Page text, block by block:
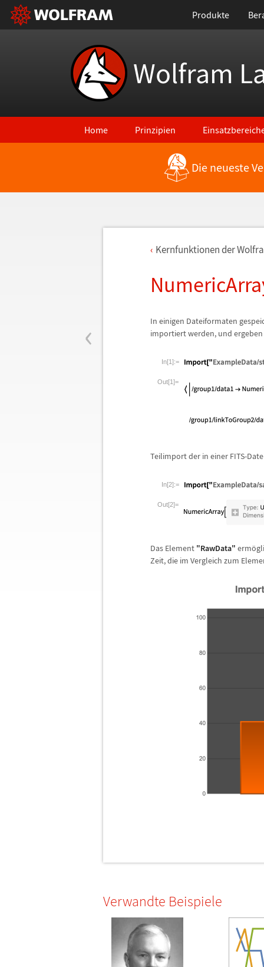
Produkte
Wolfram
Home Prinzipien
Die neueste
‹
Kernfunktionen der
In einigen Dateiformaten
importiert werden, und
In[1]:=
Out[1]=
Teilimport der in einer FITS-
In[2]:=
Out[2]=
Das Element "RawData" ermö
Zeit, die im Vergleich zum
Verwandte Beispiele